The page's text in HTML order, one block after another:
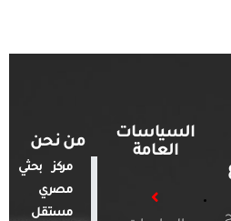
السياسات
العامة
من نحن
مركز بحثي
مصري
مستقل